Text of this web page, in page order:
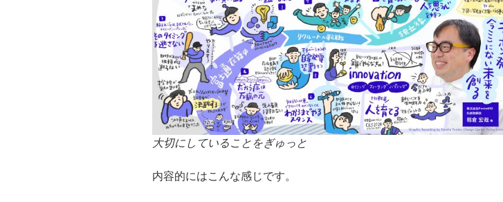
大切にしていることをぎゅっと
内容的にはこんな感じです。